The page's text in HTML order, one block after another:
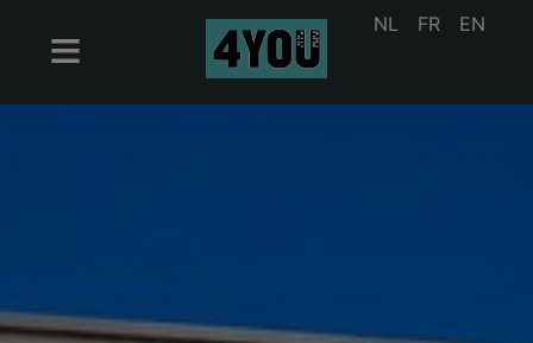
NL FR EN